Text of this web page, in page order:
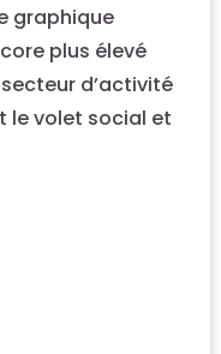
graphique
plus élevé
d’activité
le volet social et